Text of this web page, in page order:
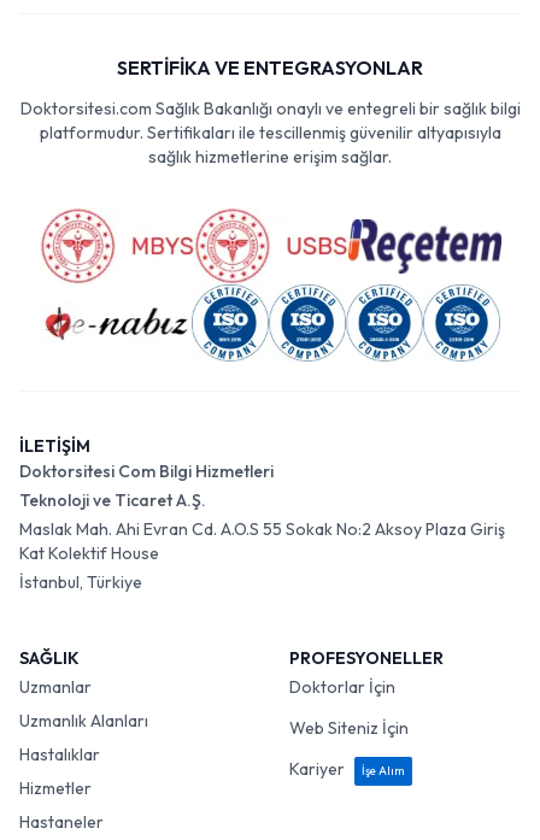
SERTİFİKA VE ENTEGRASYONLAR
Doktorsitesi.com Sağlık Bakanlığı onaylı ve entegreli bir sağlık bilgi
platformudur. Sertifikaları ile tescillenmiş güvenilir altyapısıyla
sağlık hizmetlerine erişim sağlar.
İLETİŞİM
Doktorsitesi Com Bilgi Hizmetleri
Teknoloji ve Ticaret A.Ş.
Maslak Mah. Ahi Evran Cd. A.O.S 55 Sokak No:2 Aksoy Plaza Giriş
Kat Kolektif House
İstanbul, Türkiye
SAĞLIK
Uzmanlar
Uzmanlık Alanları
Hastalıklar
Hizmetler
Hastaneler
PROFESYONELLER
Doktorlar İçin
Web Siteniz İçin
Kariyer
İşe Alım